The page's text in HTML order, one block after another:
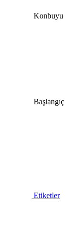
Konbuyu
Başlangıç
Etiketler